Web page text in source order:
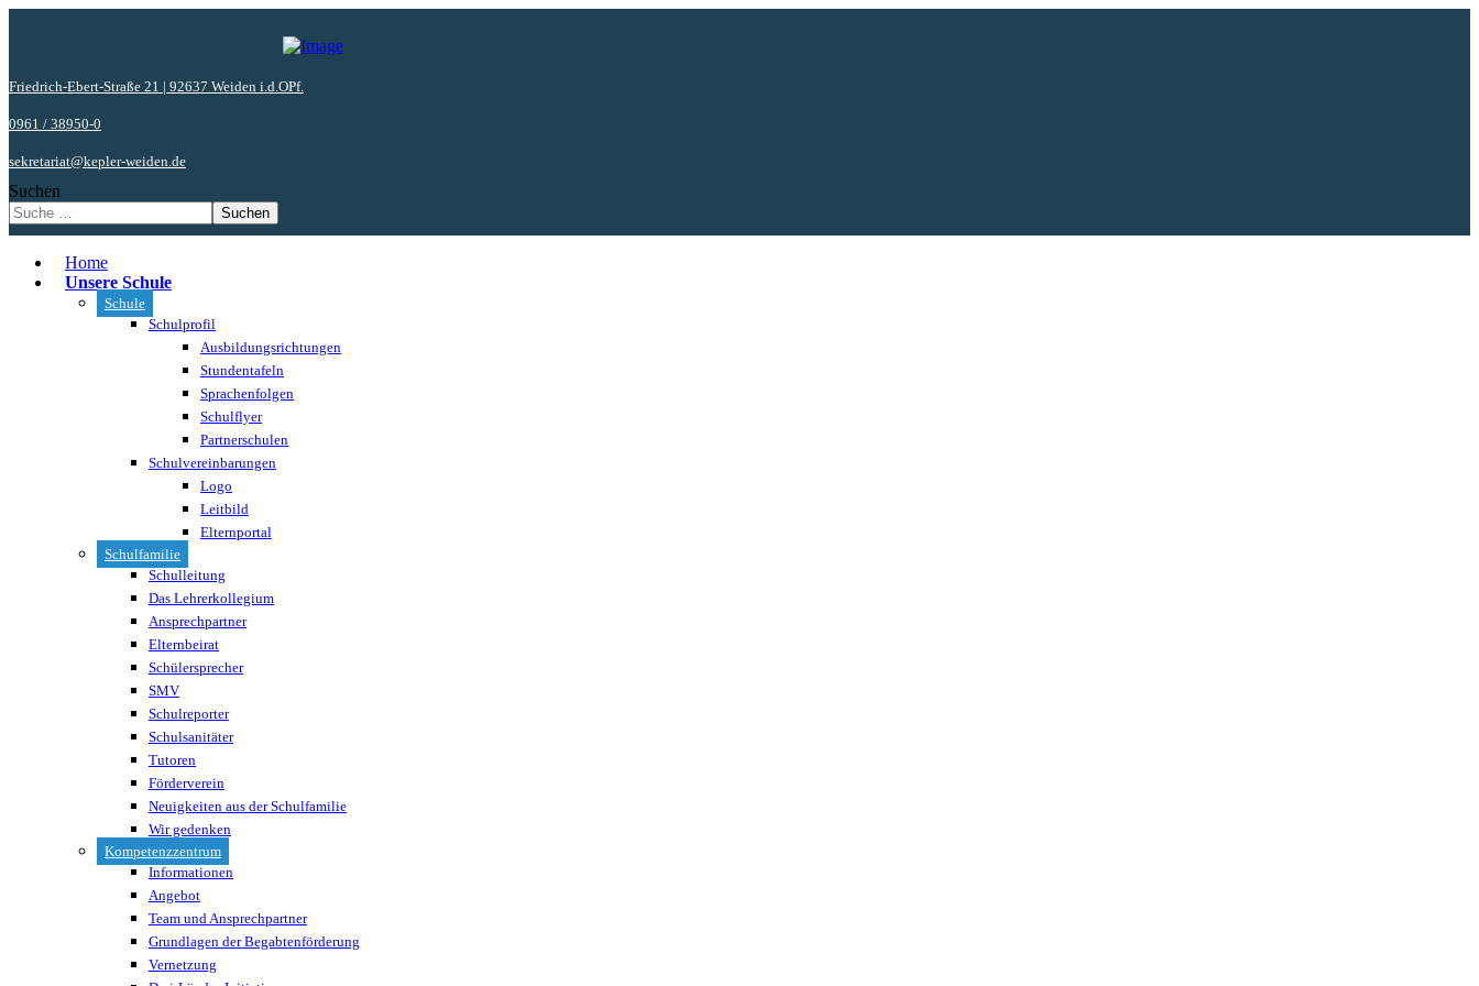
Friedrich-Ebert-Straße 21 | 92637 Weiden i.d.OPf.
0961 / 38950-0
sekretariat@kepler-weiden.de
Suchen
Suchen
Home
Unsere Schule
Schule
Schulprofil
Ausbildungsrichtungen
Stundentafeln
Sprachenfolgen
Schulflyer
Partnerschulen
Schulvereinbarungen
Logo
Leitbild
Elternportal
Schulfamilie
Schulleitung
Das Lehrerkollegium
Ansprechpartner
Elternbeirat
Schülersprecher
SMV
Schulreporter
Schulsanitäter
Tutoren
Förderverein
Neuigkeiten aus der Schulfamilie
Wir gedenken
Kompetenzzentrum
Informationen
Angebot
Team und Ansprechpartner
Grundlagen der Begabtenförderung
Vernetzung